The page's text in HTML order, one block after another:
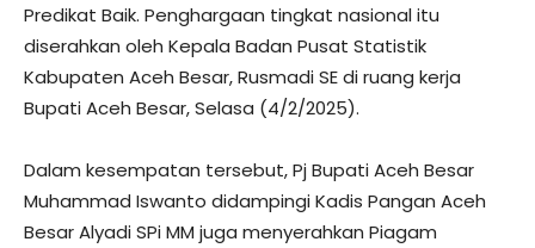
Predikat Baik. Penghargaan tingkat nasional itu
diserahkan oleh Kepala Badan Pusat Statistik
Kabupaten Aceh Besar, Rusmadi SE di ruang kerja
Bupati Aceh Besar, Selasa (4/2/2025).
Dalam kesempatan tersebut, Pj Bupati Aceh Besar
Muhammad Iswanto didampingi Kadis Pangan Aceh
Besar Alyadi SPi MM juga menyerahkan Piagam